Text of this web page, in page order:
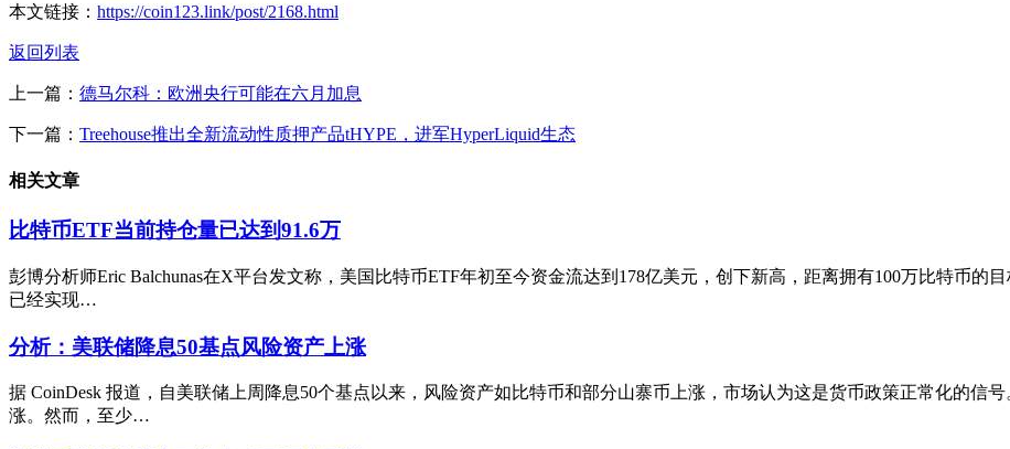
本文链接： https://coin123.link/post/2168.html
返回列表
上一篇： 德马尔科：欧洲央行可能在六月加息
下一篇： Treehouse推出全新流动性质押产品tHYPE，进军HyperLiquid生态
相关文章
比特币ETF当前持仓量已达到91.6万
彭博分析师Eric Balchunas在X平台发文称，美国比特币ETF年初至今资金流达到178亿美元，创下新高，距离拥有100万比特币的
已经实现…
分析：美联储降息50基点风险资产上涨
据 CoinDesk 报道，自美联储上周降息50个基点以来，风险资产如比特币和部分山寨币上涨，市场认为这是货币政策正常化的信
涨。然而，至少…